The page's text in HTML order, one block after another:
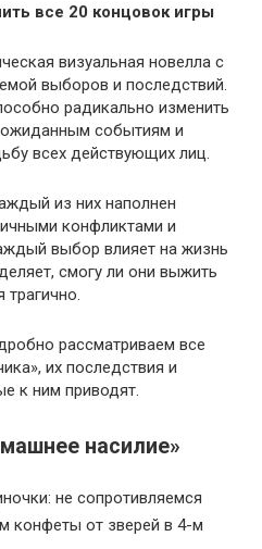
все 20 концовок игры
визуальная новелла с
выборов и последствий.
радикально изменить
событиям и
всех действующих лиц.
из них наполнен
конфликтами и
выбор влияет на жизнь
смогу ли они выжить
трагично.
рассматриваем все
их последствия и
к ним приводят.
насилие»
не сопротивляемся
конфеты от зверей в 4-м